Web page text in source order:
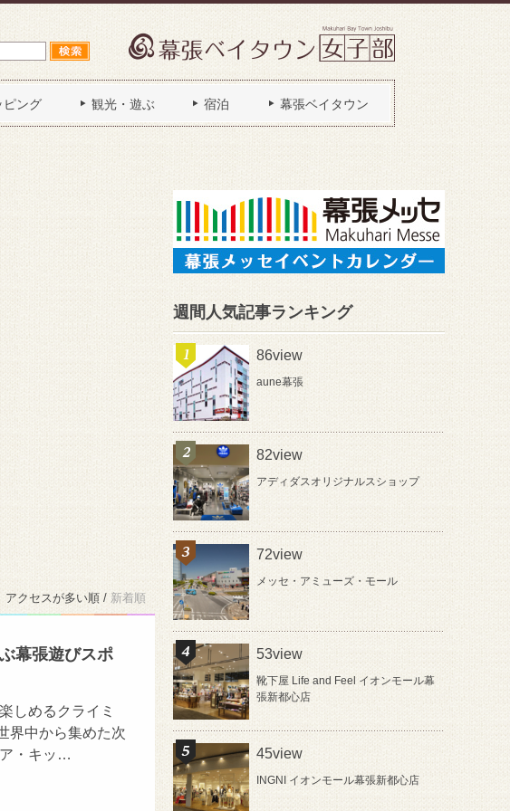
ピング 観光・遊ぶ 宿泊 幕張ベイタウン
アクセスが多い順 / 新着順
幕張遊びスポ
しめるクライミ
界中から集めた次
・キッ…
週間人気記事ランキング
86view
aune幕張
82view
アディダスオリジナルスショップ
72view
メッセ・アミューズ・モール
53view
靴下屋 Life and Feel イオンモール幕
張新都心店
45view
INGNI イオンモール幕張新都心店